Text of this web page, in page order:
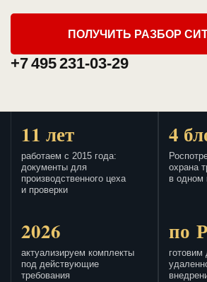
ПОЛУЧИТЬ РАЗБОР
+7 495 231-03-29
11 лет
работаем с 2015 года:
документы для
производственного цеха
и проверки
4
охрана
в одном
2026
актуализируем комплекты
под действующие
требования
по
готовим